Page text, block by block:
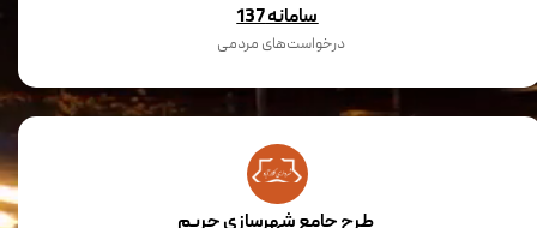
سامانه 137
درخواست‌های مردمی